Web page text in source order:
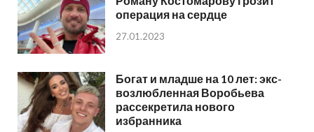
операция на сердце
27.01.2023
Богат и младше на 10 лет: экс-
возлюбленная Воробьева
рассекретила нового
избранника